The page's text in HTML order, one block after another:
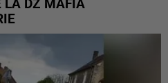
LA DZ MAFIA